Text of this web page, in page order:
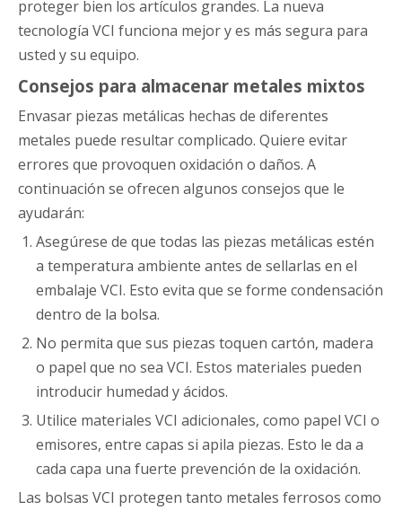
proteger bien los artículos grandes. La nueva
tecnología VCI funciona mejor y es más segura para
usted y su equipo.
Consejos para almacenar metales mixtos
Envasar piezas metálicas hechas de diferentes
metales puede resultar complicado. Quiere evitar
errores que provoquen oxidación o daños. A
continuación se ofrecen algunos consejos que le
ayudarán:
Asegúrese de que todas las piezas metálicas estén
a temperatura ambiente antes de sellarlas en el
embalaje VCI. Esto evita que se forme condensación
dentro de la bolsa.
No permita que sus piezas toquen cartón, madera
o papel que no sea VCI. Estos materiales pueden
introducir humedad y ácidos.
Utilice materiales VCI adicionales, como papel VCI o
emisores, entre capas si apila piezas. Esto le da a
cada capa una fuerte prevención de la oxidación.
Las bolsas VCI protegen tanto metales ferrosos como